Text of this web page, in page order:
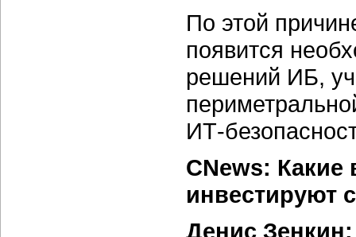
По этой
появится
решений ИБ,
ИТ-
CNews:
инвестируют
Денис